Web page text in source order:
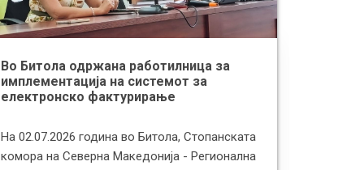
Во Битола одржана работилница за
имплементација на системот за
електронско фактурирање
На 02.07.2026 година во Битола, Стопанската
комора на Северна Македонија - Регионална